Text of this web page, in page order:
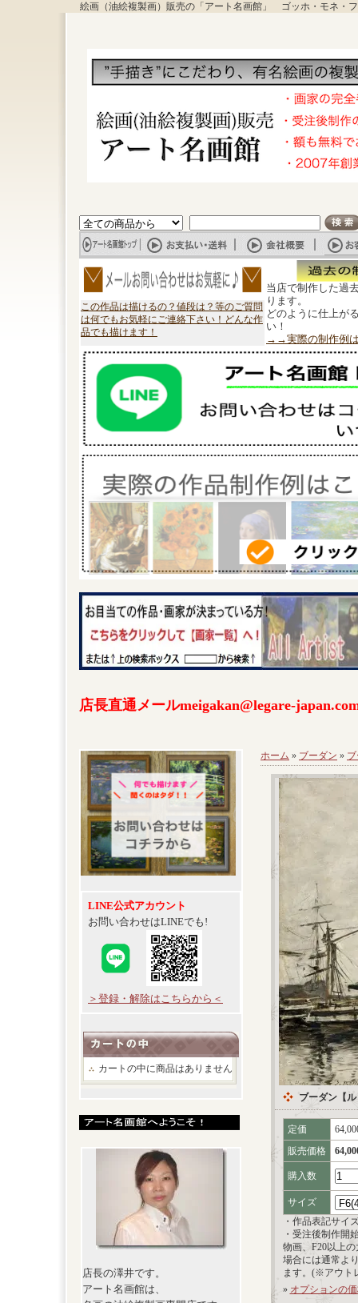
絵画（油絵複製画）販売の「アート名画館」 ゴッホ・モネ・
この作品は描けるの？値段は？等のご質問
は何でもお気軽にご連絡下さい！どんな作
品でも描けます！
当店で制作した過
ります。
どのように仕上が
い！
→→実際の制作例
店長直通メールmeigakan@legare-
LINE公式アカウント
お問い合わせはLINEでも!
＞登録・解除はこちらから＜
カートの中に商品はありません
店長の澤井です。
アート名画館は、
ホーム » ブーダン »
ブーダン【
定価
販売価格
購入数
サイズ
・作品表記サイ
・受注後制作開
物画、F20以上
場合には通常よ
ます。(※アウト
» オプションの